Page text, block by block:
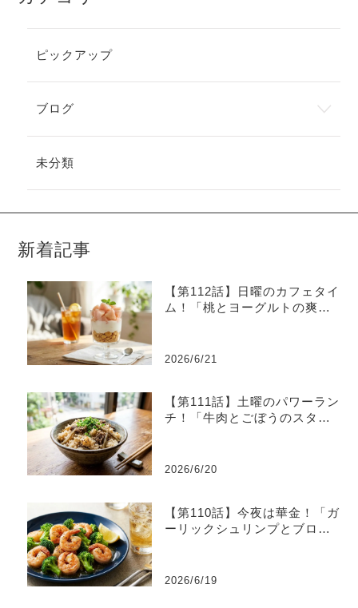
ピックアップ
ブログ
未分類
新着記事
【第112話】日曜のカフェタイ
ム！「桃とヨーグルトの爽や
2026/6/21
【第111話】土曜のパワーラン
チ！「牛肉とごぼうのスタミ
2026/6/20
【第110話】今夜は華金！「ガ
ーリックシュリンプとブロッ
2026/6/19